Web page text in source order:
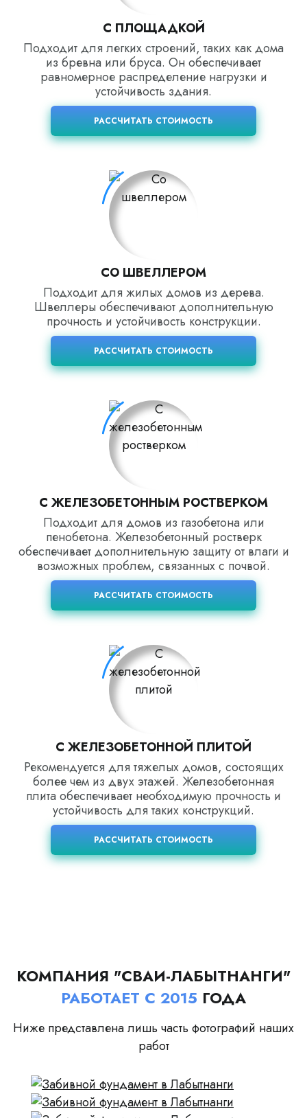
С ПЛОЩАДКОЙ
Подходит для легких строений, таких как дома
из бревна или бруса. Он обеспечивает
равномерное распределение нагрузки и
устойчивость здания.
РАССЧИТАТЬ СТОИМОСТЬ
СО ШВЕЛЛЕРОМ
Подходит для жилых домов из дерева.
Швеллеры обеспечивают дополнительную
прочность и устойчивость конструкции.
РАССЧИТАТЬ СТОИМОСТЬ
С ЖЕЛЕЗОБЕТОННЫМ РОСТВЕРКОМ
Подходит для домов из газобетона или
пенобетона. Железобетонный ростверк
обеспечивает дополнительную защиту от влаги и
возможных проблем, связанных с почвой.
РАССЧИТАТЬ СТОИМОСТЬ
С ЖЕЛЕЗОБЕТОННОЙ ПЛИТОЙ
Рекомендуется для тяжелых домов, состоящих
более чем из двух этажей. Железобетонная
плита обеспечивает необходимую прочность и
устойчивость для таких конструкций.
РАССЧИТАТЬ СТОИМОСТЬ
КОМПАНИЯ "СВАИ-ЛАБЫТНАНГИ"
РАБОТАЕТ С 2015 ГОДА
Ниже представлена лишь часть фотографий наших
работ